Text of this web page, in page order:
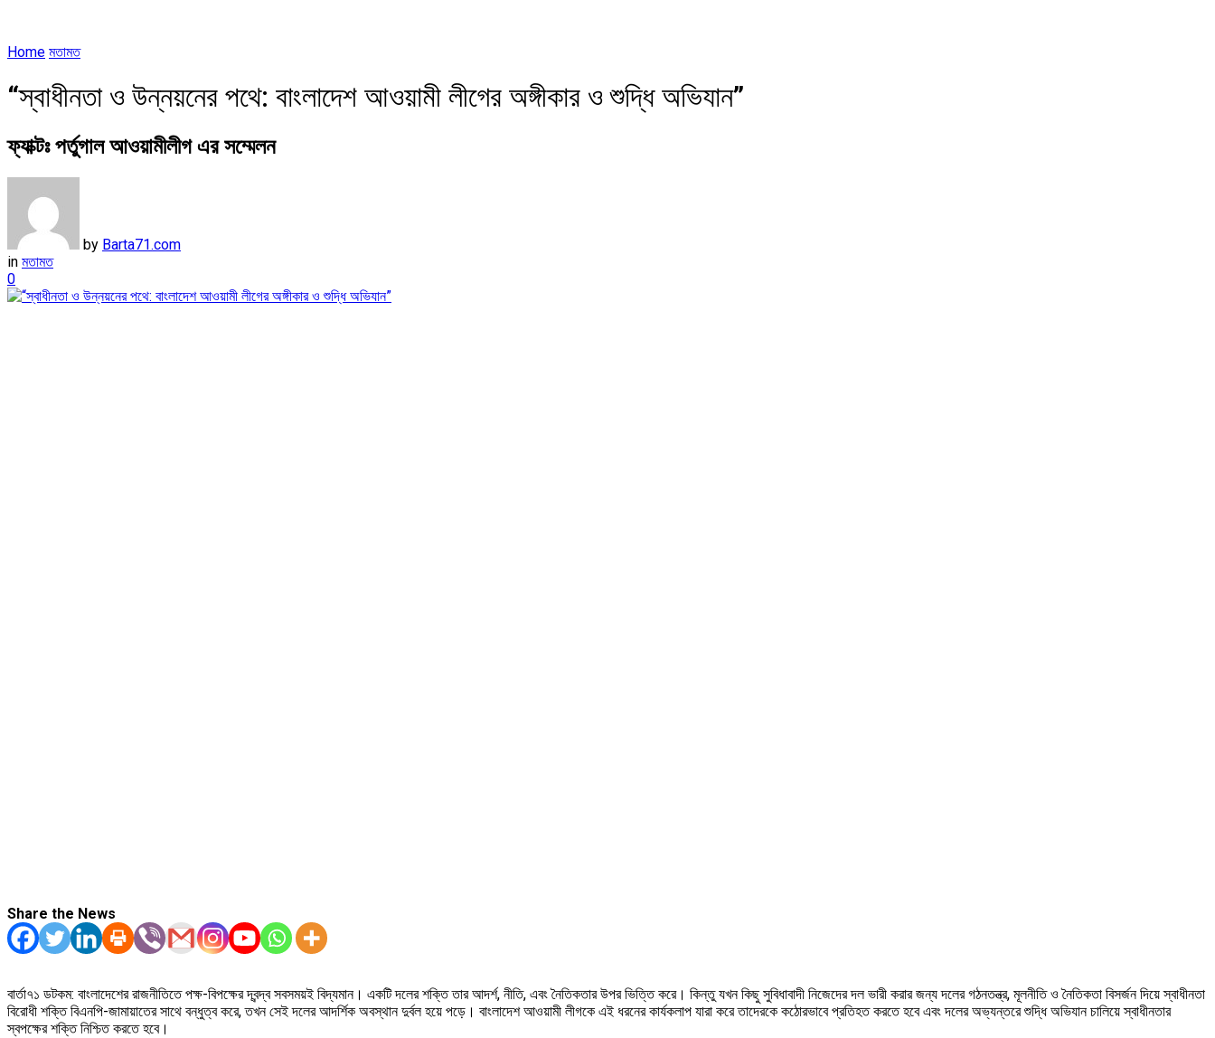
Home মতামত
“স্বাধীনতা ও উন্নয়নের পথে: বাংলাদেশ আওয়ামী লীগের অঙ্গীকার ও শুদ্ধি অভিযান”
ফ্যাক্টঃ পর্তুগাল আওয়ামীলীগ এর সম্মেলন
by Barta71.com
in মতামত
0
Share the News
বার্তা৭১ ডটকম: বাংলাদেশের রাজনীতিতে পক্ষ-বিপক্ষের দ্বন্দ্ব সবসময়ই বিদ্যমান। একটি দলের শক্তি তার আদর্শ, নীতি, এবং নৈতিকতার উপর ভিত্তি করে। কিন্তু যখন কিছু সুবিধাবাদী নিজেদের দল ভারী করার জন্য দলের গঠনতন্ত্র, মূলনীতি ও নৈতিকতা বিসর্জন দিয়ে স্বাধীনতা
বিরোধী শক্তি বিএনপি-জামায়াতের সাথে বন্ধুত্ব করে, তখন সেই দলের আদর্শিক অবস্থান দুর্বল হয়ে পড়ে। বাংলাদেশ আওয়ামী লীগকে এই ধরনের কার্যকলাপ যারা করে তাদেরকে কঠোরভাবে প্রতিহত করতে হবে এবং দলের অভ্যন্তরে শুদ্ধি অভিযান চালিয়ে স্বাধীনতার
স্বপক্ষের শক্তি নিশ্চিত করতে হবে।